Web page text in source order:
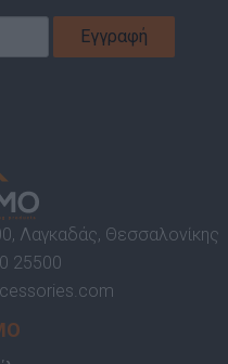
Λαγκαδάς, Θεσσαλονίκης
25500